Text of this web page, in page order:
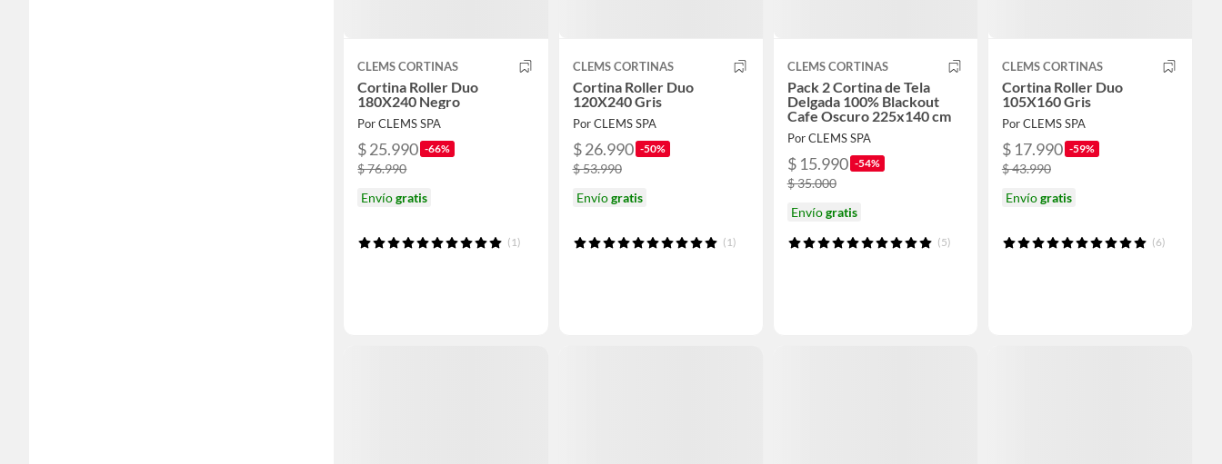
CLEMS CORTINAS
Cortina Roller Duo
180X240 Negro
Por CLEMS SPA
$ 25.990 -66%
$ 76.990
Envíogratis
(1)
CLEMS CORTINAS
Cortina Roller Duo
120X240 Gris
Por CLEMS SPA
$ 26.990 -50%
$ 53.990
Envíogratis
(1)
CLEMS CORTINAS
Pack 2 Cortina de Tela
Delgada 100% Blackout
Cafe Oscuro 225x140 cm
Por CLEMS SPA
$ 15.990 -54%
$ 35.000
Envíogratis
(5)
CLEMS CORTINAS
Cortina Roller Duo
105X160 Gris
Por CLEMS SPA
$ 17.990 -59%
$ 43.990
Envíogratis
(6)